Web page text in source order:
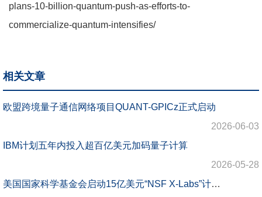
plans-10-billion-quantum-push-as-efforts-to-
commercialize-quantum-intensifies/
相关文章
欧盟跨境量子通信网络项目QUANT-GPICz正式启动
2026-06-03
IBM计划五年内投入超百亿美元加码量子计算
2026-05-28
美国国家科学基金会启动15亿美元“NSF X-Labs”计划 首轮资助聚焦量子系统与新一代科学仪器